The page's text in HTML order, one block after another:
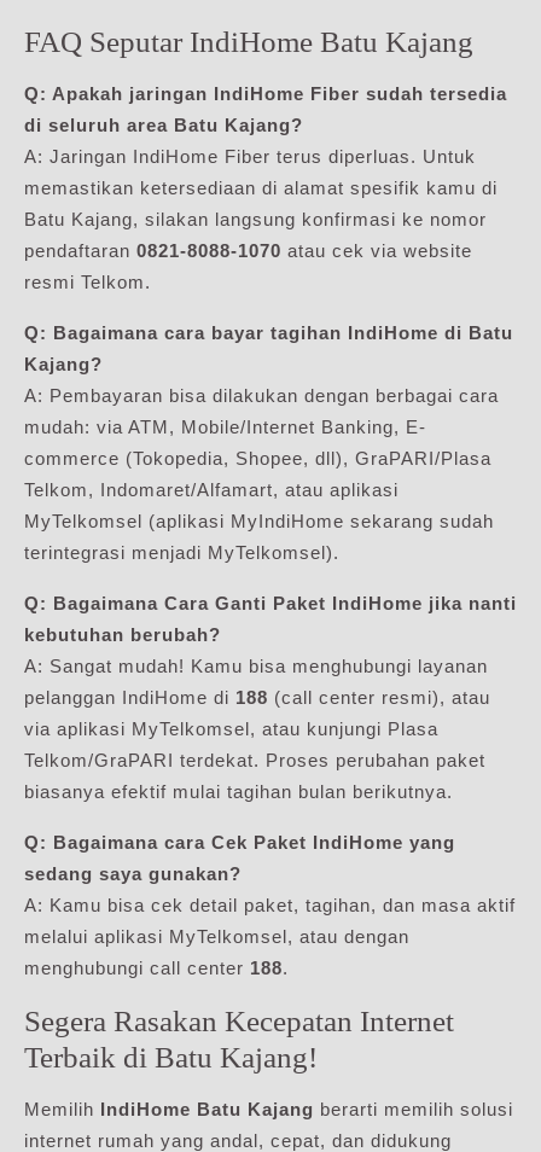
FAQ Seputar IndiHome Batu Kajang
Q: Apakah jaringan IndiHome Fiber sudah tersedia
di seluruh area Batu Kajang?
A: Jaringan IndiHome Fiber terus diperluas. Untuk
memastikan ketersediaan di alamat spesifik kamu di
Batu Kajang, silakan langsung konfirmasi ke nomor
pendaftaran 0821-8088-1070 atau cek via website
resmi Telkom.
Q: Bagaimana cara bayar tagihan IndiHome di Batu
Kajang?
A: Pembayaran bisa dilakukan dengan berbagai cara
mudah: via ATM, Mobile/Internet Banking, E-
commerce (Tokopedia, Shopee, dll), GraPARI/Plasa
Telkom, Indomaret/Alfamart, atau aplikasi
MyTelkomsel (aplikasi MyIndiHome sekarang sudah
terintegrasi menjadi MyTelkomsel).
Q: Bagaimana Cara Ganti Paket IndiHome jika nanti
kebutuhan berubah?
A: Sangat mudah! Kamu bisa menghubungi layanan
pelanggan IndiHome di 188 (call center resmi), atau
via aplikasi MyTelkomsel, atau kunjungi Plasa
Telkom/GraPARI terdekat. Proses perubahan paket
biasanya efektif mulai tagihan bulan berikutnya.
Q: Bagaimana cara Cek Paket IndiHome yang
sedang saya gunakan?
A: Kamu bisa cek detail paket, tagihan, dan masa aktif
melalui aplikasi MyTelkomsel, atau dengan
menghubungi call center 188.
Segera Rasakan Kecepatan Internet
Terbaik di Batu Kajang!
Memilih IndiHome Batu Kajang berarti memilih solusi
internet rumah yang andal, cepat, dan didukung